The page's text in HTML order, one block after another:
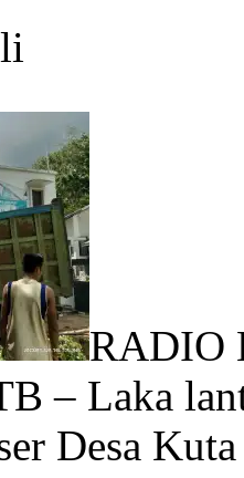
RADIO
– Laka
Desa